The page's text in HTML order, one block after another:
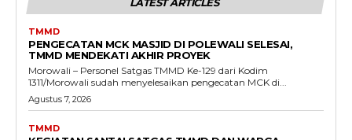
LATEST ARTICLES
TMMD
PENGECATAN MCK MASJID DI POLEWALI SELESAI,
TMMD MENDEKATI AKHIR PROYEK
Morowali – Personel Satgas TMMD Ke-129 dari Kodim
1311/Morowali sudah menyelesaikan pengecatan MCK di...
Agustus 7, 2026
TMMD